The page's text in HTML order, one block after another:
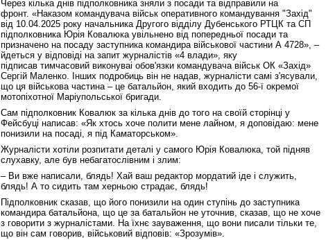
Через кілька днів підполковника зняли з посади та відправили на
фронт. «Наказом командувача військ оперативного командування "Захід"
від 10.04.2025 року начальника Другого відділу Дубенського РТЦК та СП
підполковника Юрія Ковалюка увільнено від попередньої посади та
призначено на посаду заступника командира військової частини А 4728», –
йдеться у відповіді на запит журналістів «4 влади», яку
підписав тимчасовий виконуваі обов'язки командувача військ ОК «Захід»
Сергій Маленко. Інших подробиць він не надав, журналісти самі з'ясували,
що ця військова частина – це батальйон, який входить до 56-ї окремої
мотопіхотної Маріупольської бригади.
Сам підполковник Ковалюк за кілька днів до того на своїй сторінці у
Фейсбуці написав: «Як хтось хоче полити мене лайном, я доповідаю: мене
понизили на посаді, я під Каматорськом».
Журналісти хотіли розпитати деталі у самого Юрія Ковалюка, той підняв
слухавку, але був небагатослівним і злим:
– Ви вже написали, блядь! Хай ваш редактор мордатий іде і служить,
блядь! А то сидить там херньою страдає, блядь!
Підполковник сказав, що його понизили на один ступінь до заступника
командира батальйона, що це за батальйон не уточнив, сказав, що не хоче
з говорити з журналістами. На їхнє зауваження, що вони писали тільки те,
що він сам говорив, військовий відповів: «Зрозумів».